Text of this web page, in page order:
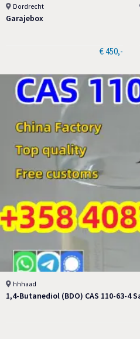
Dordrecht
Garajebox
€ 450,-
hhhaad
1,4-Butanediol (BDO) CAS 110-63-4